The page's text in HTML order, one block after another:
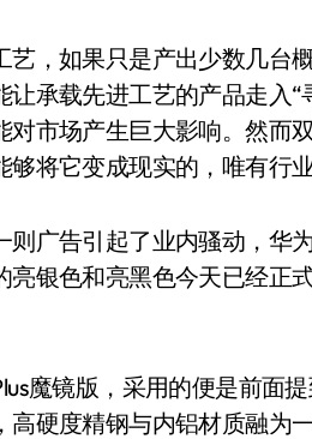
艺，如果只是产出少数几台
让承载先进工艺的产品走入
对市场产生巨大影响。然而
将它变成现实的，唯有行业
则广告引起了业内骚动，华
亮银色和亮黑色今天已经正
魔镜版，采用的便是前面
高硬度精钢与内铝材质融为